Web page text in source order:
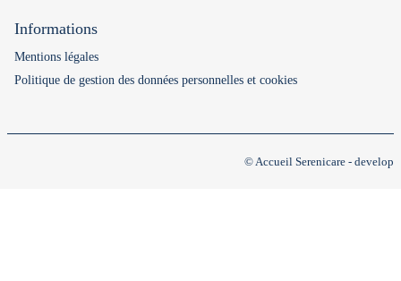
Informations
Mentions légales
Politique de gestion des données personnelles et cookies
© Accueil Serenicare - develop